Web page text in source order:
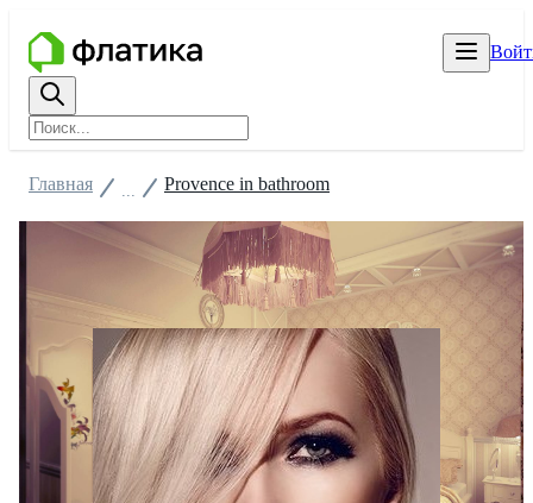
Главная Provence in bathroom